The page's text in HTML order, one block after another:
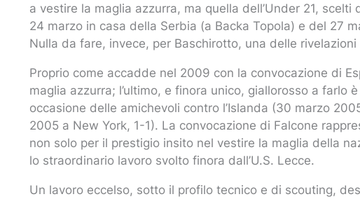
a vestire la maglia azzurra, ma quella dell’Under 21,
24 marzo in casa della Serbia (a Backa Topola) e del 27
Nulla da fare, invece, per Baschirotto, una delle
Proprio come accadde nel 2009 con la convocazione di
maglia azzurra; l’ultimo, e finora unico, giallorosso a farlo
occasione delle amichevoli contro l’Islanda (30 marzo
2005 a New York, 1-1). La convocazione di Falcone
non solo per il prestigio insito nel vestire la maglia della
lo straordinario lavoro svolto finora dall’U.S. Lecce.
Un lavoro eccelso, sotto il profilo tecnico e di scouting,